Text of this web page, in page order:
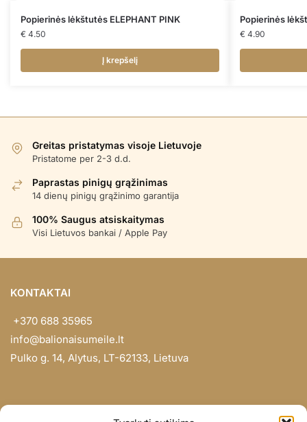
Popierinės lėkštutės ELEPHANT PINK
€ 4.50
Į krepšelį
Popierinės
€ 4.90
Greitas pristatymas visoje Lietuvoje
Pristatome per 2-3 d.d.
Paprastas pinigų grąžinimas
14 dienų pinigų grąžinimo garantija
100% Saugus atsiskaitymas
Visi Lietuvos bankai / Apple Pay
KONTAKTAI
+370 688 35965
info@balionaisumeile.lt
Pulko g. 14, Alytus, LT-62133, Lietuva